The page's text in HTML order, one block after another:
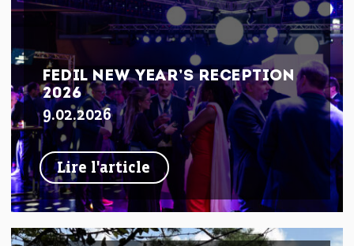
FEDIL NEW YEAR’S RECEPTION
2026
Lire l'article
9.02.2026